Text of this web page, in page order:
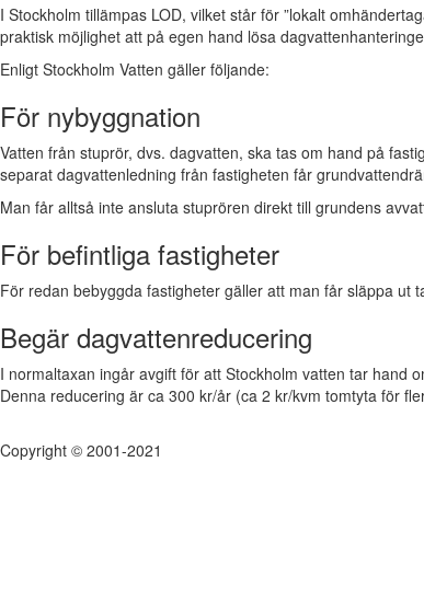
I Stockholm tillämpas LOD, vilket står för ”lokalt
praktisk möjlighet att på egen hand lösa
Enligt Stockholm Vatten gäller följande:
För nybyggnation
Vatten från stuprör, dvs. dagvatten, ska tas om hand på
separat dagvattenledning från fastigheten får
Man får alltså inte ansluta stuprören direkt till grundens
För befintliga fastigheter
För redan bebyggda fastigheter gäller att man får släppa ut
Begär dagvattenreducering
I normaltaxan ingår avgift för att Stockholm vatten tar hand
Denna reducering är ca 300 kr/år (ca 2 kr/kvm tomtyta för
Copyright © 2001-2021